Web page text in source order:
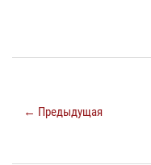
← Предыдущая